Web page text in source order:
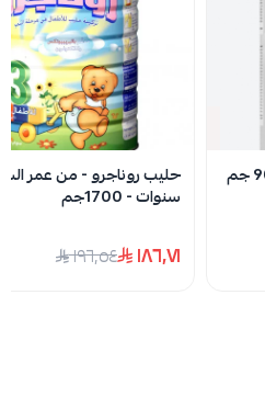
تعليمات استخدام حليب اس ٢٦ رقم ٣ ٤٠٠
قبل استخدام حليب s26 رقم 3، اغسلي الرضاعة
من بقايا الرضاعة
لمدة خمس دقائق
حاليا
نفدت الكمية
سنوات - 1700جم
١٨٦٫٧١ ١٩٦٫٥٤